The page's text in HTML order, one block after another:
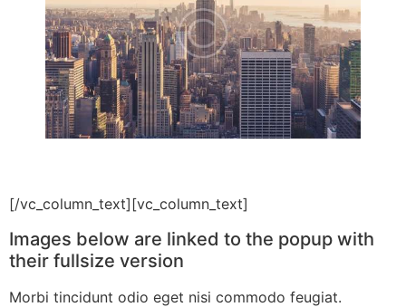
[/vc_column_text][vc_column_text]
Images below are linked to the popup with
their fullsize version
Morbi tincidunt odio eget nisi commodo feugiat.